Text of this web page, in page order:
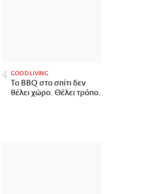
GOOD LIVING
Το BBQ στο σπίτι δεν
θέλει χώρο. Θέλει τρόπο.